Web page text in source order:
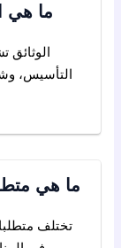
ما هي
التأسيس،
ما هي
تختلف